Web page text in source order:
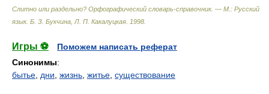
Слитно или раздельно? Орфографический словарь-справочник. — М.: Русский
язык. Б. З. Букчина, Л. П. Какалуцкая 1998
Игры ⚽
Поможем написать реферат
Синонимы:
бытье дни жизнь житье существование